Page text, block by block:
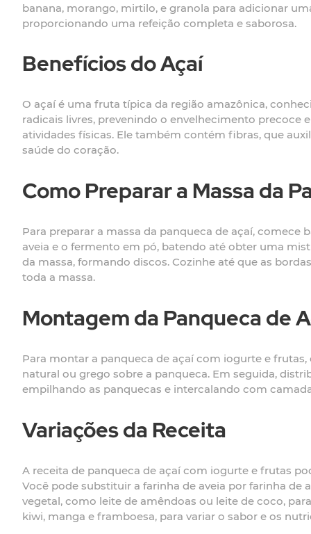
banana, morango, mirtilo, e granola para adicionar
proporcionando uma refeição completa e saborosa.
Benefícios do Açaí
O açaí é uma fruta típica da região amazônica,
radicais livres, prevenindo o envelhecimento precoce
atividades físicas. Ele também contém fibras, que
saúde do coração.
Como Preparar a Massa da
Para preparar a massa da panqueca de açaí,
aveia e o fermento em pó, batendo até obter uma
da massa, formando discos. Cozinhe até que as
toda a massa.
Montagem da Panqueca de
Para montar a panqueca de açaí com iogurte e
natural ou grego sobre a panqueca. Em seguida,
empilhando as panquecas e intercalando com
Variações da Receita
A receita de panqueca de açaí com iogurte e frutas
Você pode substituir a farinha de aveia por farinha
vegetal, como leite de amêndoas ou leite de coco,
kiwi, manga e framboesa, para variar o sabor e os